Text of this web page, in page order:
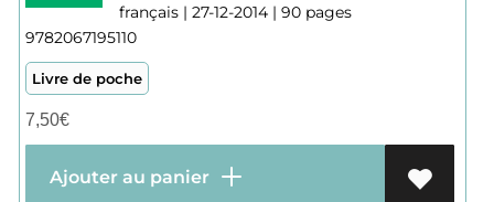
français | 27-12-2014 | 90 pages
9782067195110
Livre de poche
7,50€
Ajouter au panier